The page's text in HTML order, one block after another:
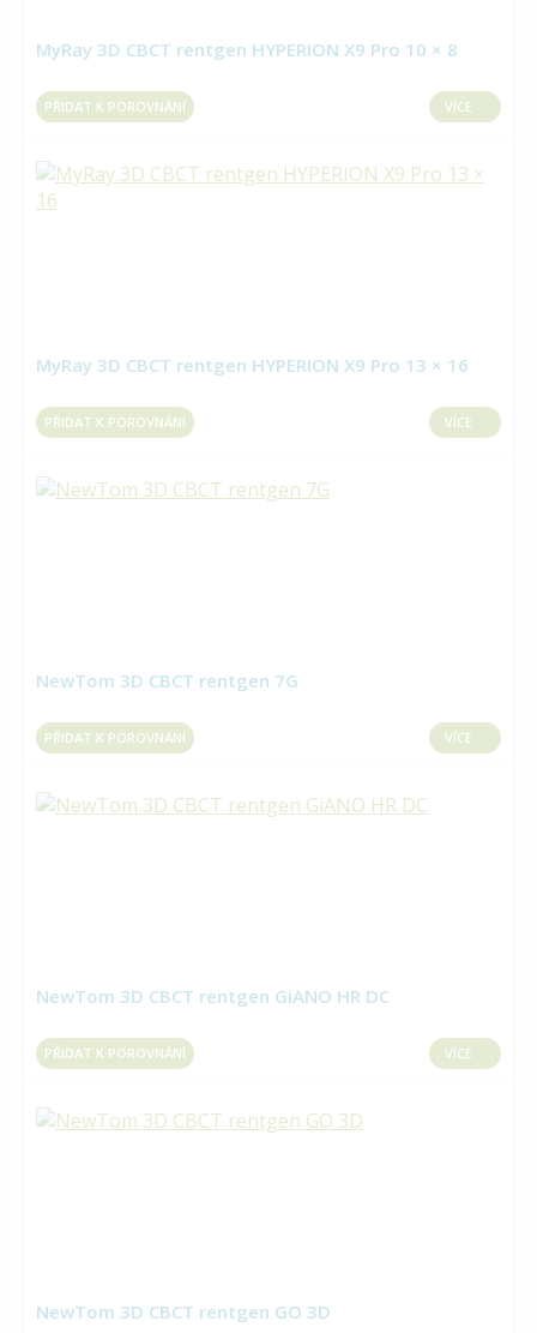
MyRay 3D CBCT rentgen HYPERION X9 Pro 10 × 8
PŘIDAT K POROVNÁNÍ VÍCE
MyRay 3D CBCT rentgen HYPERION X9 Pro 13 × 16
PŘIDAT K POROVNÁNÍ VÍCE
NewTom 3D CBCT rentgen 7G
PŘIDAT K POROVNÁNÍ VÍCE
NewTom 3D CBCT rentgen GiANO HR DC
PŘIDAT K POROVNÁNÍ VÍCE
NewTom 3D CBCT rentgen GO 3D